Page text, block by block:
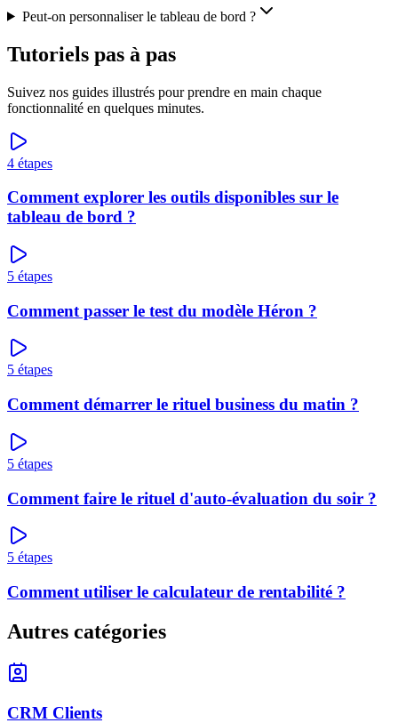
Peut-on personnaliser le tableau de bord ?
Tutoriels pas à pas
Suivez nos guides illustrés pour prendre en main chaque
fonctionnalité en quelques minutes.
4 étapes
Comment explorer les outils disponibles sur le
tableau de bord ?
5 étapes
Comment passer le test du modèle Héron ?
5 étapes
Comment démarrer le rituel business du matin ?
5 étapes
Comment faire le rituel d'auto-évaluation du soir ?
5 étapes
Comment utiliser le calculateur de rentabilité ?
Autres catégories
CRM Clients